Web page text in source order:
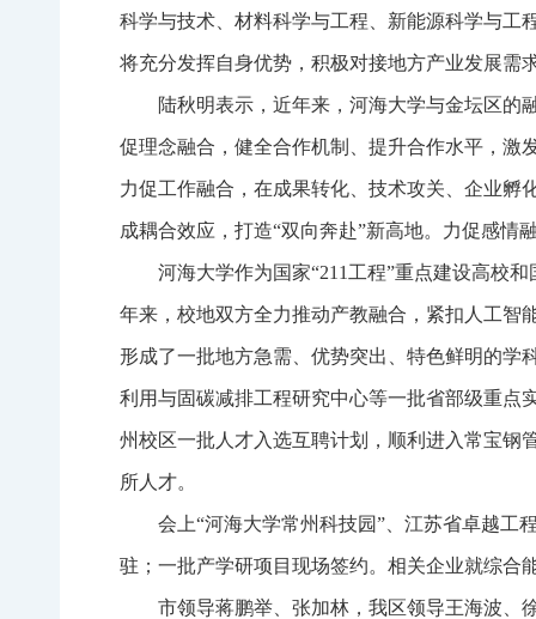
科学与技术、材料科学与工程、新能源科学与工
将充分发挥自身优势，积极对接地方产业发展需
陆秋明表示，近年来，河海大学与金坛区的
促理念融合，健全合作机制、提升合作水平，激
力促工作融合，在成果转化、技术攻关、企业孵
成耦合效应，打造“双向奔赴”新高地。力促感情
河海大学作为国家“211工程”重点建设高校
年来，校地双方全力推动产教融合，紧扣人工智
形成了一批地方急需、优势突出、特色鲜明的
利用与固碳减排工程研究中心等一批省部级重点
州校区一批人才入选互聘计划，顺利进入常宝钢
所人才。
会上“河海大学常州科技园”、江苏省卓越工
驻；一批产学研项目现场签约。相关企业就综合
市领导蒋鹏举、张加林，我区领导王海波、